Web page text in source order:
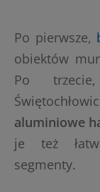
Po pierwsze,
obiektów
Po
aluminiowe
je też
segmenty.